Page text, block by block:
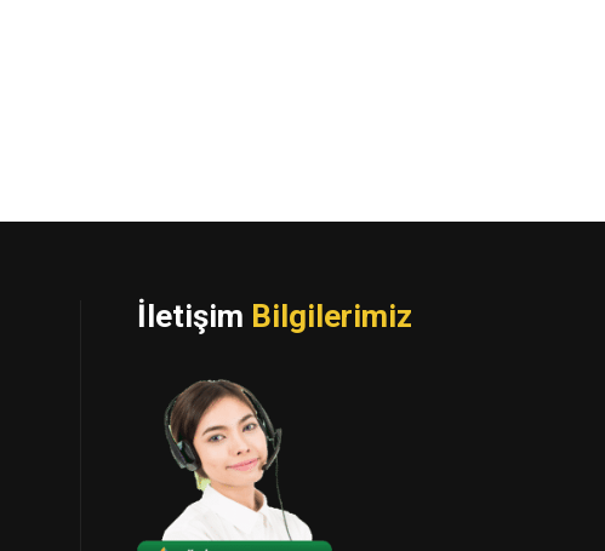
İletişim Bilgilerimiz